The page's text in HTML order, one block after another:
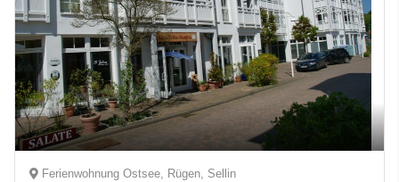
Ferienwohnung Ostsee, Rügen, Sellin